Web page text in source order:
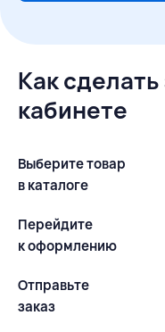
Как
кабинете
Выберите товар
в каталоге
Перейдите
к оформлению
Отправьте
заказ